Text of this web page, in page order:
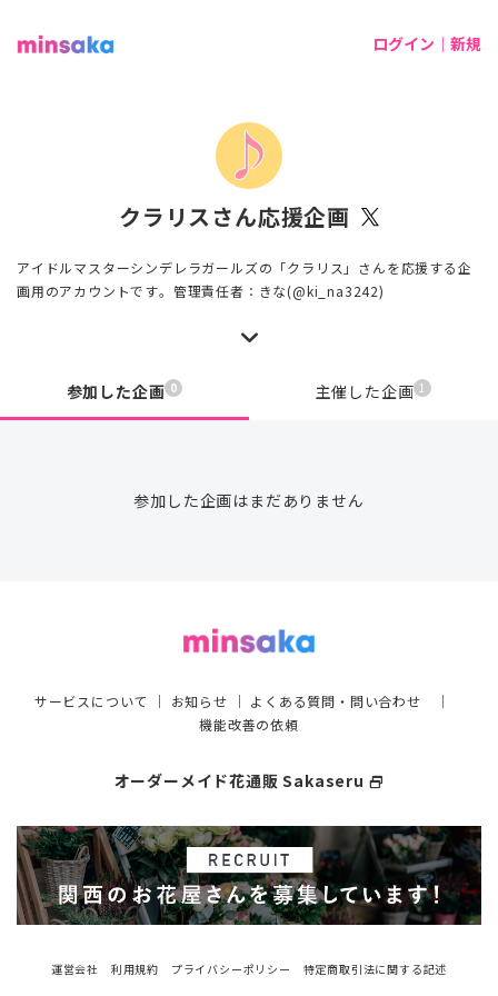
ログイン｜新規
クラリスさん応援企画
アイドルマスターシンデレラガールズの「クラリス」さんを応援する企
画用のアカウントです。管理責任者：きな(@ki_na3242)
参加した企画 0 主催した企画 1
参加した企画はまだありません
サービスについて ｜ お知らせ ｜ よくある質問・問い合わせ ｜
機能改善の依頼
オーダーメイド花通販 Sakaseru select_window
運営会社 利用規約 プライバシーポリシー
特定商取引法に関する記述